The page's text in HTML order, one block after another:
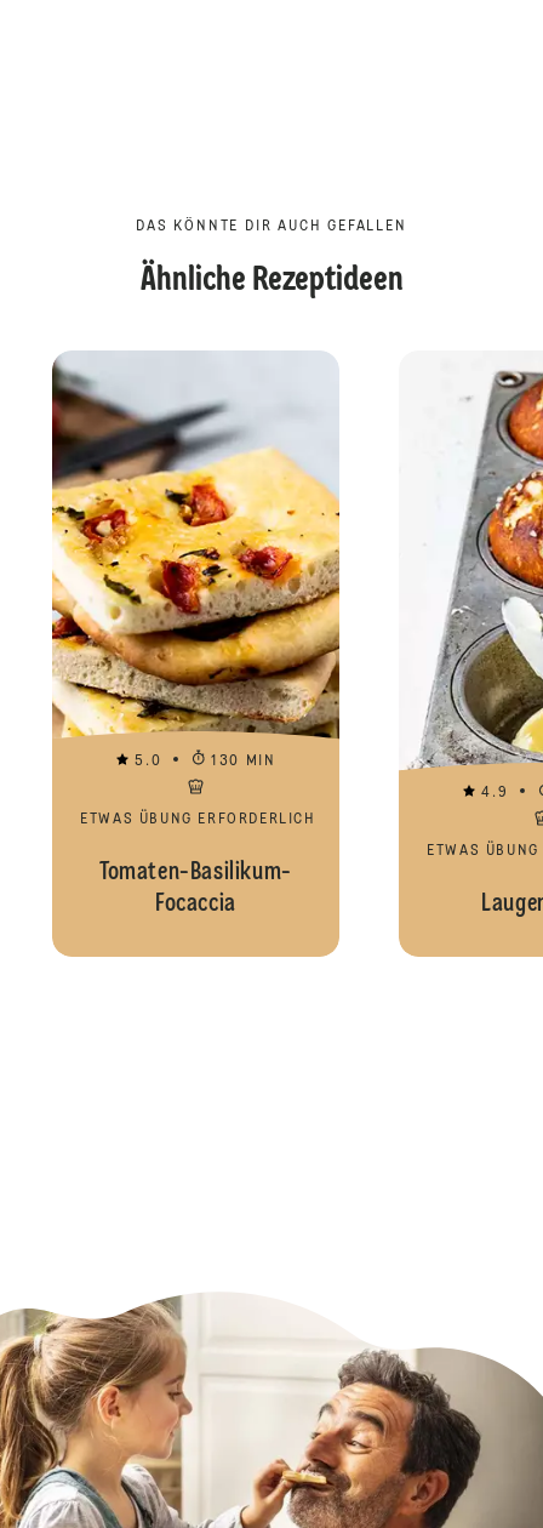
DAS KÖNNTE DIR AUCH GEFALLEN
Ähnliche Rezeptideen
5.0 130 MIN
ETWAS ÜBUNG ERFORDERLICH
Tomaten-Basilikum-
Focaccia
4.9
ETWAS